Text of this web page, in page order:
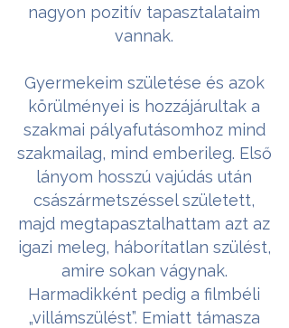
nagyon pozitív tapasztalataim
vannak.
Gyermekeim születése és azok
körülményei is hozzájárultak a
szakmai pályafutásomhoz mind
szakmailag, mind emberileg. Első
lányom hosszú vajúdás után
császármetszéssel született,
majd megtapasztalhattam azt az
igazi meleg, háborítatlan szülést,
amire sokan vágynak.
Harmadikként pedig a filmbéli
„villámszülést”. Emiatt támasza